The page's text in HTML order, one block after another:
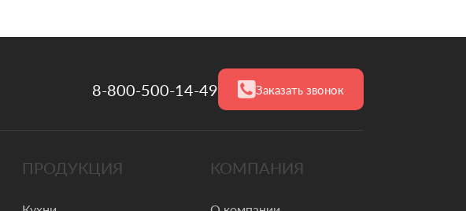
8-800-500-14-49 Заказать звонок
ПРОДУКЦИЯ КОМПАНИЯ